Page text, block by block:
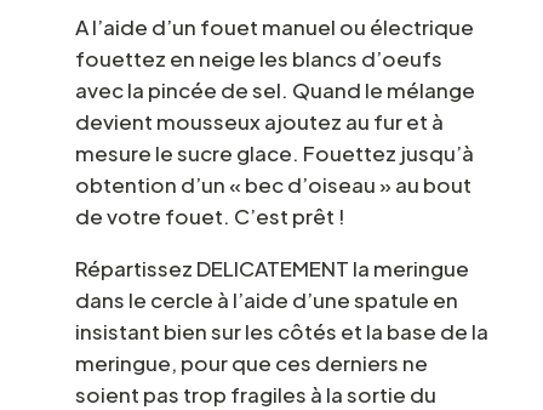
A l’aide d’un fouet manuel ou électrique
fouettez en neige les blancs d’oeufs
avec la pincée de sel. Quand le mélange
devient mousseux ajoutez au fur et à
mesure le sucre glace. Fouettez jusqu’à
obtention d’un « bec d’oiseau » au bout
de votre fouet. C’est prêt !
Répartissez DELICATEMENT la meringue
dans le cercle à l’aide d’une spatule en
insistant bien sur les côtés et la base de la
meringue, pour que ces derniers ne
soient pas trop fragiles à la sortie du